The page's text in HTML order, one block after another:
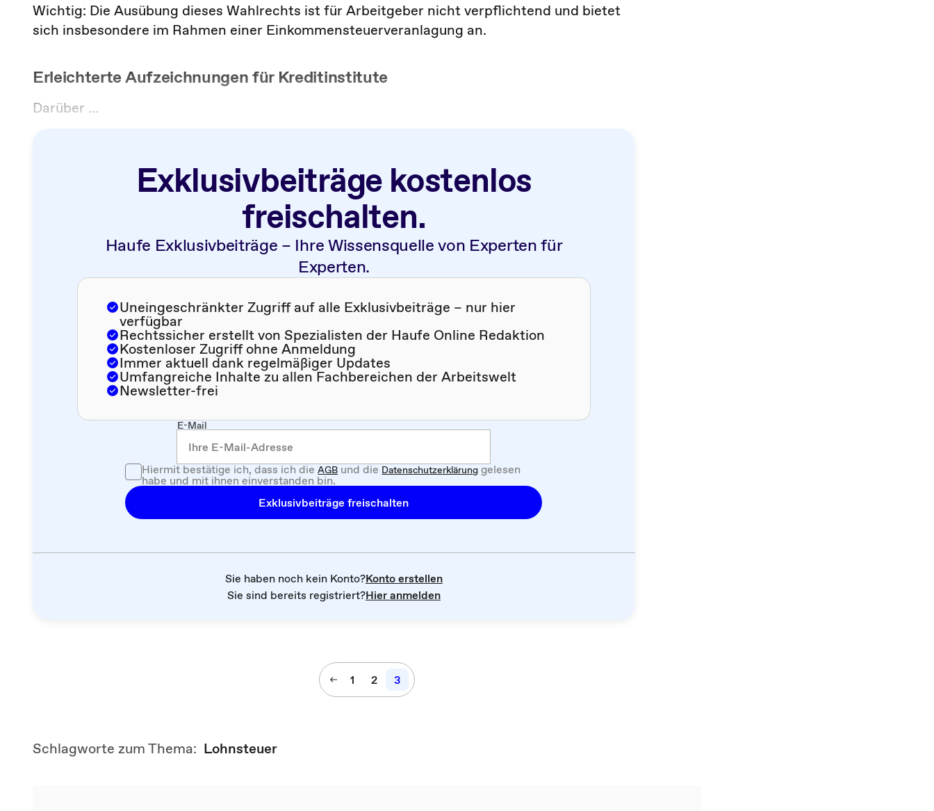
Wichtig: Die Ausübung dieses Wahlrechts ist für Arbeitgeber nicht verpflichtend und bietet
sich insbesondere im Rahmen einer Einkommensteuerveranlagung an.
Erleichterte Aufzeichnungen für Kreditinstitute
Darüber ...
Exklusivbeiträge kostenlos
freischalten.
Haufe Exklusivbeiträge – Ihre Wissensquelle von Experten für
Experten.
Uneingeschränkter Zugriff auf alle Exklusivbeiträge – nur hier
verfügbar
Rechtssicher erstellt von Spezialisten der Haufe Online Redaktion
Kostenloser Zugriff ohne Anmeldung
Immer aktuell dank regelmäßiger Updates
Umfangreiche Inhalte zu allen Fachbereichen der Arbeitswelt
Newsletter-frei
E-Mail
Hiermit bestätige ich, dass ich dieAGBund dieDatenschutzerklärunggelesen
habe und mit ihnen einverstanden bin.
Exklusivbeiträge freischalten
Sie haben noch kein Konto?Konto erstellen
Sie sind bereits registriert?Hier anmelden
1 2 3
Schlagworte zum Thema: Lohnsteuer